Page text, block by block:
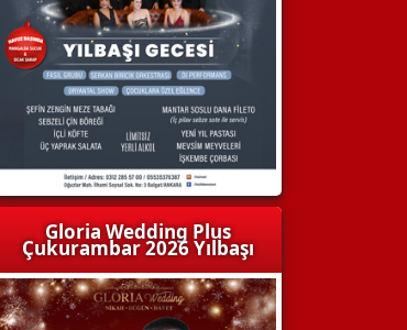
Gloria Wedding Plus
Çukurambar 2026 Yılbaşı